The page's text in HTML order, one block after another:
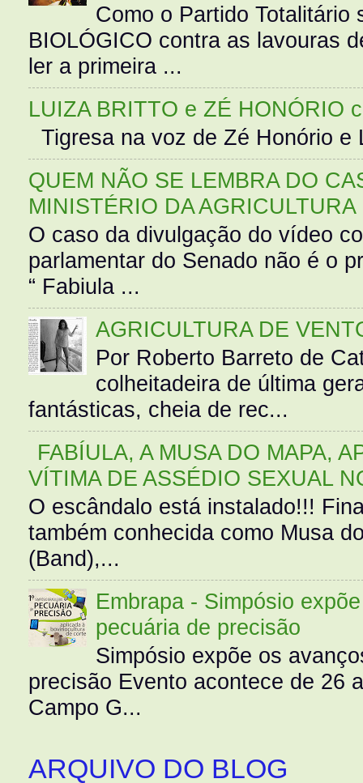
Como o Partido Totalitário
BIOLÓGICO contra as lavouras
ler a primeira ...
LUIZA BRITTO e ZÉ HONÓRIO
Tigresa na voz de Zé Honório
QUEM NÃO SE LEMBRA DO
MINISTÉRIO DA AGRICULTURA
O caso da divulgação do vídeo
parlamentar do Senado não é o
“ Fabiula ...
AGRICULTURA DE
Por Roberto Barreto de
colheitadeira de última
fantásticas, cheia de rec...
FABÍULA, A MUSA DO MAPA,
VÍTIMA DE ASSÉDIO SEXUAL
O escândalo está instalado!!!
também conhecida como Musa
(Band),...
Embrapa - Simpósio
pecuária de precisão
Simpósio expõe os
precisão Evento acontece de 26
Campo G...
ARQUIVO DO BLOG